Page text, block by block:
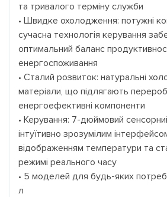
та тривалого терміну служби
• Швидке охолодження: потужні
сучасна технологія керування
оптимальний баланс
енергоспоживання
• Сталий розвиток: натуральні
матеріали, що підлягають
енергоефективні компоненти
• Керування: 7-дюймовий
інтуїтивно зрозумілим
відображенням температури та
режимі реального часу
• 5 моделей для будь-яких
л